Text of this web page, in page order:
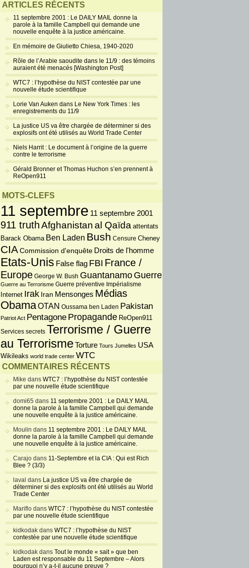
ARTICLES RÉCENTS
11 septembre 2001 : Le DAILY MAIL donne la
parole à la famille Campbell qui demande une
nouvelle enquête à la justice américaine.
En mémoire de Giulietto Chiesa, 1940-2020
Rôle de l’Arabie saoudite dans le 11/9 : des témoins
auraient été menacés [Washington Post]
WTC7 : l’hypothèse du NIST contestée par une
nouvelle étude scientifique
Lorie Van Auken dans Le New York Times : les
enregistrements du 11/9
La justice US va être chargée de déterminer si des
explosifs ont été utilisés au World Trade Center
Niels Harrit : Le document à l’origine de la guerre
contre le terrorisme
Gérald Bronner et Thomas Huchon s’en prennent à
ReOpen911
MOTS-CLEFS
11 septembre 11 septembre 2001
911 truthAfghanistanal Qaïda attentats
Barack Obama Ben Laden Bush Censure Cheney
CIA Commission d'enquête Droits de l'homme
Etats-Unis False flag FBI France /
Europe George W. Bush Guantanamo Guerre
Guerre au Terrorisme Guerre préventive Impérialisme
Internet Irak Iran Mensonges Médias
ObamaOTAN Oussama ben Laden Pakistan
Patriot Act Pentagone Propagande ReOpen911
Services secrets Terrorisme / Guerre
au TerrorismeTorture Tours Jumelles USA
Wikileaks world trade center WTC
COMMENTAIRES RÉCENTS
Mike dans WTC7 : l’hypothèse du NIST contestée
par une nouvelle étude scientifique
domi65 dans 11 septembre 2001 : Le DAILY MAIL
donne la parole à la famille Campbell qui demande
une nouvelle enquête à la justice américaine.
Moulin dans 11 septembre 2001 : Le DAILY MAIL
donne la parole à la famille Campbell qui demande
une nouvelle enquête à la justice américaine.
Carajo dans 11-Septembre et la CIA : Qui est Rich
Blee ? (3/3)
laval dans La justice US va être chargée de
déterminer si des explosifs ont été utilisés au World
Trade Center
Mariflo dans WTC7 : l’hypothèse du NIST contestée
par une nouvelle étude scientifique
kidkodak dans WTC7 : l’hypothèse du NIST
contestée par une nouvelle étude scientifique
kidkodak dans Tout le monde « sait » que ben
Laden est responsable du 11 Septembre – Alors
pourquoi n’y a-t-il aucune preuve ?